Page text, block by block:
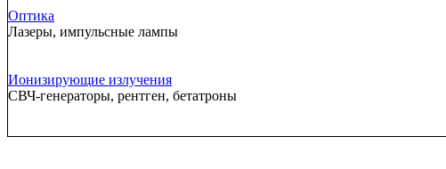
Оптика
Лазеры, импульсные лампы
Ионизирующие излучения
СВЧ-генераторы, рентген, бетатроны